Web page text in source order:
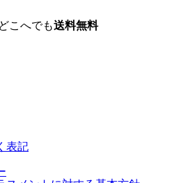
こへでも送料無料
表記